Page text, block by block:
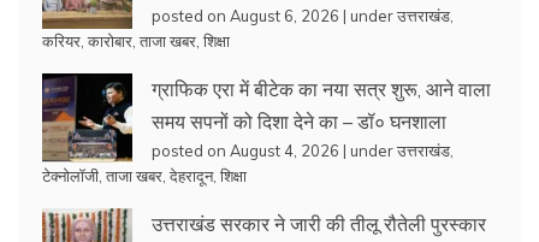
posted on August 6, 2026 | underउत्तराखंड
करियर कारोबार ताजा खबर शिक्षा
ग्राफिक एरा में बीटेक का नया सत्र शुरू, आने वाला
समय सपनों को दिशा देने का – डॉ० घनशाला
posted on August 4, 2026 | underउत्तराखंड
टेक्नोलॉजी ताजा खबर देहरादून, शिक्षा
उत्तराखंड सरकार ने जारी की तीलू रौतेली पुरस्कार